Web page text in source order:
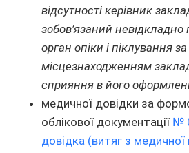
відсутності керівник
зобов’язаний
орган опіки і піклування за
місцезнаходженням
сприяння в його
медичної довідки за
облікової документації №
довідка (витяг з медичної